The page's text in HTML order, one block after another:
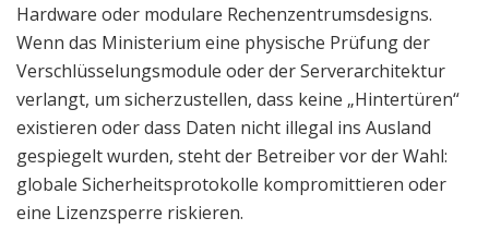
Hardware oder modulare Rechenzentrumsdesigns.
Wenn das Ministerium eine physische Prüfung der
Verschlüsselungsmodule oder der Serverarchitektur
verlangt, um sicherzustellen, dass keine „Hintertüren“
existieren oder dass Daten nicht illegal ins Ausland
gespiegelt wurden, steht der Betreiber vor der Wahl:
globale Sicherheitsprotokolle kompromittieren oder
eine Lizenzsperre riskieren.